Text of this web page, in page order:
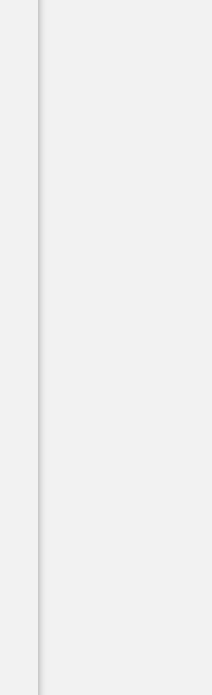
schwarz für REINER 990 -